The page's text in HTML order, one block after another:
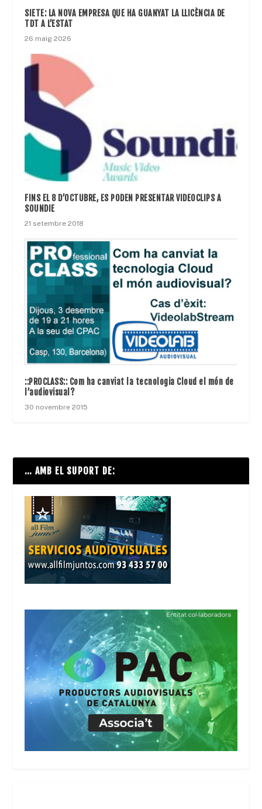
SIETE: LA NOVA EMPRESA QUE HA GUANYAT LA LLICÈNCIA DE
TDT A L’ESTAT
26 maig 2026
FINS EL 8 D’OCTUBRE, ES PODEN PRESENTAR VIDEOCLIPS A
SOUNDIE
21 setembre 2018
::PROCLASS:: Com ha canviat la tecnologia Cloud el món de
l’audiovisual?
30 novembre 2015
… AMB EL SUPORT DE: